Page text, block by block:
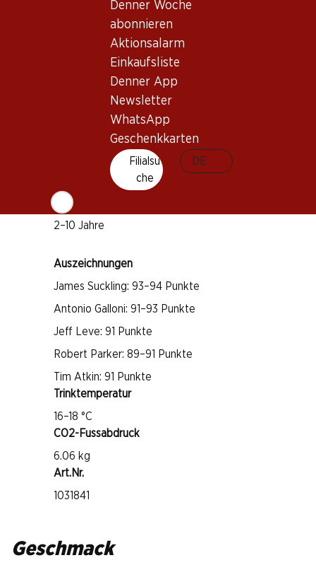
Denner Woche
abonnieren
Aktionsalarm
Einkaufsliste
Denner App
Newsletter
WhatsApp
Geschenkkarten
Filialsu
che
DE
Wissenswertes
Cabernet Sauvignon
Cabernet Franc
Trinkreife
2–10 Jahre
Auszeichnungen
James Suckling: 93–94 Punkte
Antonio Galloni: 91–93 Punkte
Jeff Leve: 91 Punkte
Robert Parker: 89–91 Punkte
Tim Atkin: 91 Punkte
Trinktemperatur
16–18 °C
CO2-Fussabdruck
6.06 kg
Art.Nr.
1031841
Geschmack